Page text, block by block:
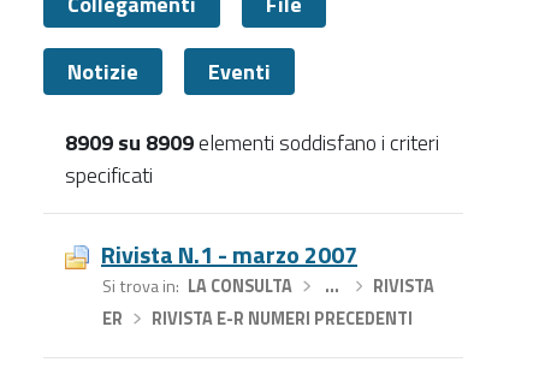
Notizie Eventi
8909 su 8909elementi soddisfano i criteri
specificati
Rivista N.1 - marzo 2007
Si trova in LA CONSULTA› …
RIVISTA
ER
RIVISTA E-R NUMERI PRECEDENTI